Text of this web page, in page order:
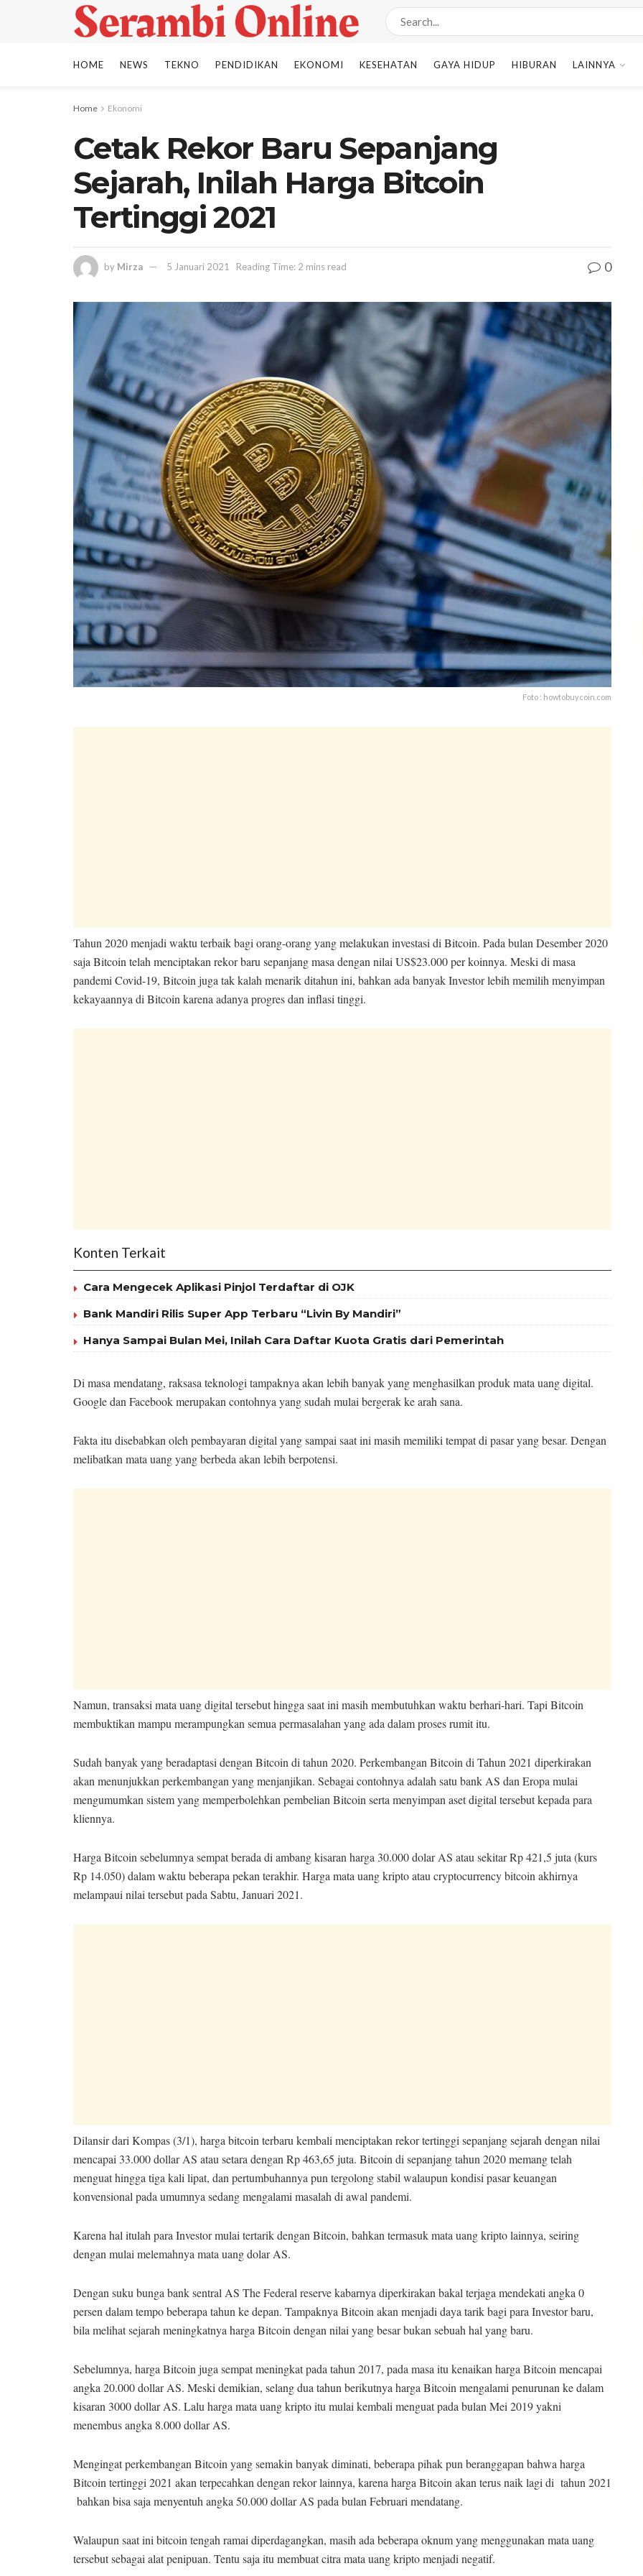
HOME NEWS TEKNO PENDIDIKAN EKONOMI KESEHATAN GAYA HIDUP HIBURAN LAINNYA
Home Ekonomi
Cetak Rekor Baru Sepanjang
Sejarah, Inilah Harga Bitcoin
Tertinggi 2021
by Mirza 5 Januari 2021 Reading Time: 2 mins read 0
Foto : howtobuycoin.com
Tahun 2020 menjadi waktu terbaik bagi orang-orang yang melakukan investasi di Bitcoin. Pada bulan Desember 2020
saja Bitcoin telah menciptakan rekor baru sepanjang masa dengan nilai US$23.000 per koinnya. Meski di masa
pandemi Covid-19, Bitcoin juga tak kalah menarik ditahun ini, bahkan ada banyak Investor lebih memilih menyimpan
kekayaannya di Bitcoin karena adanya progres dan inflasi tinggi.
Konten Terkait
Cara Mengecek Aplikasi Pinjol Terdaftar di OJK
Bank Mandiri Rilis Super App Terbaru “Livin By Mandiri”
Hanya Sampai Bulan Mei, Inilah Cara Daftar Kuota Gratis dari Pemerintah
Di masa mendatang, raksasa teknologi tampaknya akan lebih banyak yang menghasilkan produk mata uang digital.
Google dan Facebook merupakan contohnya yang sudah mulai bergerak ke arah sana.
Fakta itu disebabkan oleh pembayaran digital yang sampai saat ini masih memiliki tempat di pasar yang besar. Dengan
melibatkan mata uang yang berbeda akan lebih berpotensi.
Namun, transaksi mata uang digital tersebut hingga saat ini masih membutuhkan waktu berhari-hari. Tapi Bitcoin
membuktikan mampu merampungkan semua permasalahan yang ada dalam proses rumit itu.
Sudah banyak yang beradaptasi dengan Bitcoin di tahun 2020. Perkembangan Bitcoin di Tahun 2021 diperkirakan
akan menunjukkan perkembangan yang menjanjikan. Sebagai contohnya adalah satu bank AS dan Eropa mulai
mengumumkan sistem yang memperbolehkan pembelian Bitcoin serta menyimpan aset digital tersebut kepada para
kliennya.
Harga Bitcoin sebelumnya sempat berada di ambang kisaran harga 30.000 dolar AS atau sekitar Rp 421,5 juta (kurs
Rp 14.050) dalam waktu beberapa pekan terakhir. Harga mata uang kripto atau cryptocurrency bitcoin akhirnya
melampaui nilai tersebut pada Sabtu, Januari 2021.
Dilansir dari Kompas (3/1), harga bitcoin terbaru kembali menciptakan rekor tertinggi sepanjang sejarah dengan nilai
mencapai 33.000 dollar AS atau setara dengan Rp 463,65 juta. Bitcoin di sepanjang tahun 2020 memang telah
menguat hingga tiga kali lipat, dan pertumbuhannya pun tergolong stabil walaupun kondisi pasar keuangan
konvensional pada umumnya sedang mengalami masalah di awal pandemi.
Karena hal itulah para Investor mulai tertarik dengan Bitcoin, bahkan termasuk mata uang kripto lainnya, seiring
dengan mulai melemahnya mata uang dolar AS.
Dengan suku bunga bank sentral AS The Federal reserve kabarnya diperkirakan bakal terjaga mendekati angka 0
persen dalam tempo beberapa tahun ke depan. Tampaknya Bitcoin akan menjadi daya tarik bagi para Investor baru,
bila melihat sejarah meningkatnya harga Bitcoin dengan nilai yang besar bukan sebuah hal yang baru.
Sebelumnya, harga Bitcoin juga sempat meningkat pada tahun 2017, pada masa itu kenaikan harga Bitcoin mencapai
angka 20.000 dollar AS. Meski demikian, selang dua tahun berikutnya harga Bitcoin mengalami penurunan ke dalam
kisaran 3000 dollar AS. Lalu harga mata uang kripto itu mulai kembali menguat pada bulan Mei 2019 yakni
menembus angka 8.000 dollar AS.
Mengingat perkembangan Bitcoin yang semakin banyak diminati, beberapa pihak pun beranggapan bahwa harga
Bitcoin tertinggi 2021 akan terpecahkan dengan rekor lainnya, karena harga Bitcoin akan terus naik lagi di tahun 2021
bahkan bisa saja menyentuh angka 50.000 dollar AS pada bulan Februari mendatang.
Walaupun saat ini bitcoin tengah ramai diperdagangkan, masih ada beberapa oknum yang menggunakan mata uang
tersebut sebagai alat penipuan. Tentu saja itu membuat citra mata uang kripto menjadi negatif.